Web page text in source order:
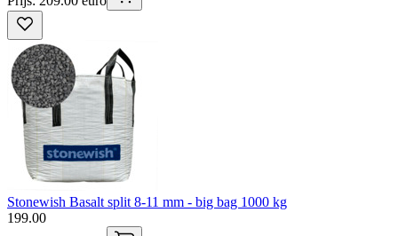
Stonewish Basalt split 8-11 mm - big bag 1000 kg
199.00